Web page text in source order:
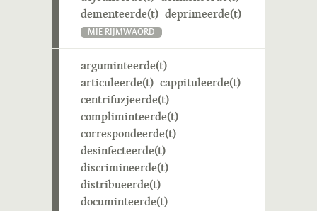
dementeerde(t) deprimeerde(t)
MIE RIJMWÄÖRD
arguminteerde(t)
articuleerde(t) cappituleerde(t)
centrifuzjeerde(t)
compliminteerde(t)
correspondeerde(t)
desinfecteerde(t)
discrimineerde(t)
distribueerde(t)
documinteerde(t)